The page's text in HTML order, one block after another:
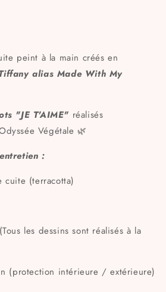
peint à la main créés en
alias Made With My
"JE T'AIME" réalisés
Végétale 🌿
:
(terracotta)
les dessins sont réalisés à la
(protection intérieure / extérieure)